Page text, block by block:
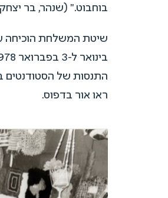
בוחבוט." (שנהר, בר יצחק, 1981, עמ'
התנסות של הסטודנטים
ראו אור בדפוס.